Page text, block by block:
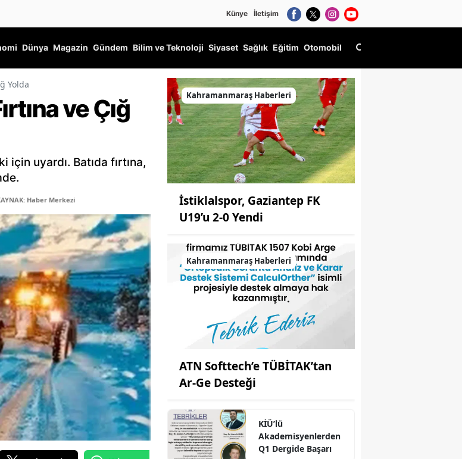
Künye İletişim
Dünya Magazin Gündem Bilim ve Teknoloji Siyaset Sağlık Eğitim Otomobil
Yolda
ve Çığ
uyardı. Batıda fırtına,
Haber Merkezi
Kahramanmaraş Haberleri
İstiklalspor, Gaziantep FK
U19’u 2-0 Yendi
Kahramanmaraş Haberleri
ATN Softtech’e TÜBİTAK’tan
Ar-Ge Desteği
KİÜ’lü
Akademisyenlerden
Q1 Dergide Başarı